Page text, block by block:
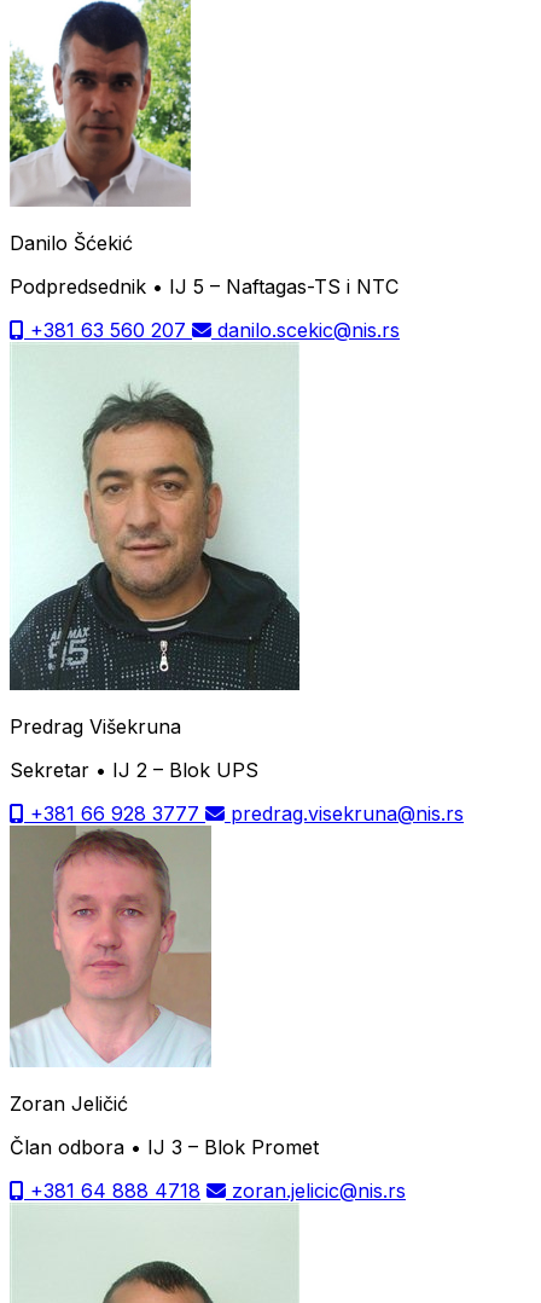
Danilo Šćekić
Podpredsednik • IJ 5 – Naftagas-TS i NTC
+381 63 560 207
danilo.scekic@nis.rs
Predrag Višekruna
Sekretar • IJ 2 – Blok UPS
+381 66 928 3777
predrag.visekruna@nis.rs
Zoran Jeličić
Član odbora • IJ 3 – Blok Promet
+381 64 888 4718
zoran.jelicic@nis.rs